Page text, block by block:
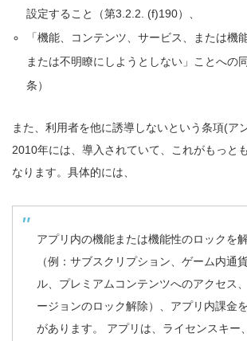
設定すること（第3.2.2. (f)190）、
「機能、コンテンツ、サービス、または機
または不明瞭にしようとしない」ことへの
条）
また、利用者を他に誘導しないという条項(ア
2010年には、導入されていて、これがもっと
なります。具体的には、
アプリ内の機能または機能性のロックを
（例：サブスクリプション、ゲーム内通
ル、プレミアムコンテンツへのアクセス
ージョンのロック解除）、アプリ内課金
があります。 アプリは、ライセンスキー